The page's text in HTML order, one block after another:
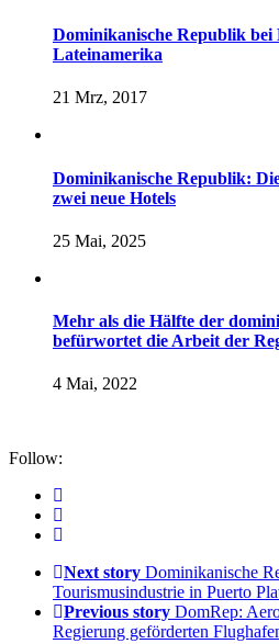
Dominikanische Republik
Lateinamerika
21 Mrz, 2017
Dominikanische Republik:
zwei neue Hotels
25 Mai, 2025
Mehr als die Hälfte der
befürwortet die Arbeit der
4 Mai, 2022
Follow:
Next story Dominikanische
Tourismusindustrie in Puerto
Previous story DomRep:
Regierung geförderten